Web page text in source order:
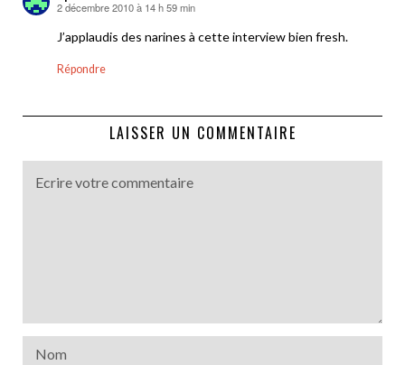
dit :
2 décembre 2010 à 14 h 59 min
J’applaudis des narines à cette interview bien fresh.
Répondre
LAISSER UN COMMENTAIRE